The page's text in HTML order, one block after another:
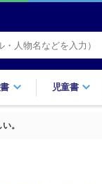
児童書
。